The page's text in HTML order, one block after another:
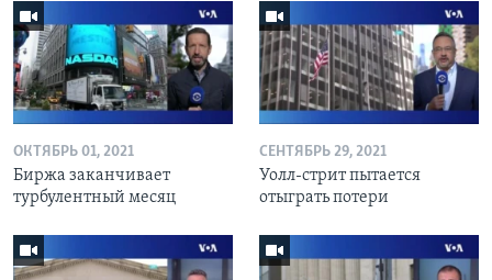
ОКТЯБРЬ 01, 2021
Биржа заканчивает
турбулентный месяц
СЕНТЯБРЬ 29, 2021
Уолл-стрит пытается
отыграть потери